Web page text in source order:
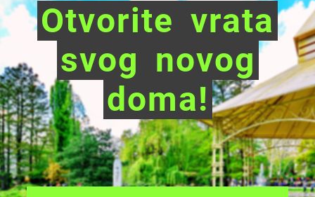
Otvorite vrata
svog novog
doma!